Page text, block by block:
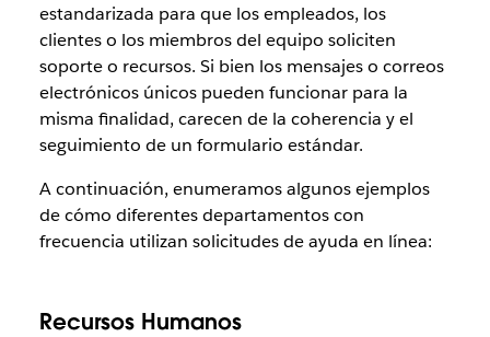
estandarizada para que los empleados, los
clientes o los miembros del equipo soliciten
soporte o recursos. Si bien los mensajes o correos
electrónicos únicos pueden funcionar para la
misma finalidad, carecen de la coherencia y el
seguimiento de un formulario estándar.
A continuación, enumeramos algunos ejemplos
de cómo diferentes departamentos con
frecuencia utilizan solicitudes de ayuda en línea:
Recursos Humanos